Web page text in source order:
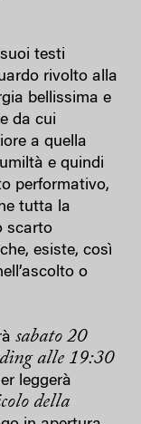
testi
rivolto alla
bellissima e
da cui
a quella
e quindi
performativo,
tutta la
scarto
esiste, così
o
sabato 20
alle 19:30
leggerà
della